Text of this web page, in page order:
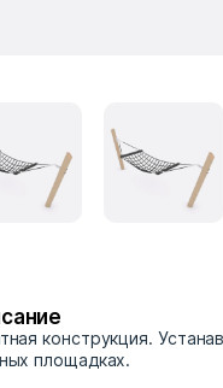
конструкция.
площадках.